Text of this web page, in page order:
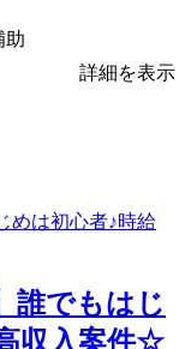
助
詳細を表示
誰でもはじ
収入案件☆